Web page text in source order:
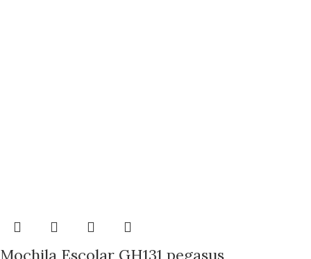
Mochila Escolar GH131 pegasus